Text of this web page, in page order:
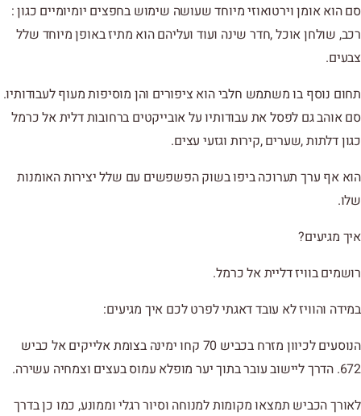
סם הוא אומן וירטואוזי מיוחד שעושה שימוש בחפצים יומיומיים כגון :
רכב, שולחן אוכל ,חדר שינה ועוד ועליהם הוא מתיז באופן מיוחד שלל
צבעים.
תחום נוסף בו משתמש חלבי הוא ציפורים והן מוסיפות מעוף לעבודותיו.
סם אוהב גם לפסל את עבודותיו על אובייקטים ברחובות דלית אל כרמל
כגון דלתות ,שערים ,קירות וגזעי עצים.
הוא אף ערך תערוכה ביפו בשוק הפשפשים עם שלל יצירות האומנות
שלו.
איך מגיעים?
רושמים בוויז דליית אל כרמל.
במידה והוויז לא עובד דאגתי לפרט לכם איך מגיעים:
הנוסעים לכיוון מזרח בכביש 70 קחו ימינה בצומת אלייקים אל כביש
672. הדרך ליישוב עובר בתוך יער מופלא עמוס בעצים וצמחיה עשירה.
לאורך הכביש תמצאו מקומות למנוחה וסיור רגלי וממונע, כמו כן בדרך